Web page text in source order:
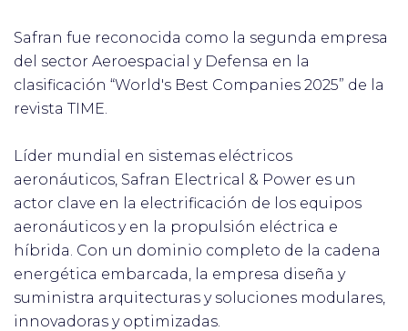
Safran fue reconocida como la segunda empresa
del sector Aeroespacial y Defensa en la
clasificación “World's Best Companies 2025” de la
revista TIME.
Líder mundial en sistemas eléctricos
aeronáuticos, Safran Electrical & Power es un
actor clave en la electrificación de los equipos
aeronáuticos y en la propulsión eléctrica e
híbrida. Con un dominio completo de la cadena
energética embarcada, la empresa diseña y
suministra arquitecturas y soluciones modulares,
innovadoras y optimizadas.